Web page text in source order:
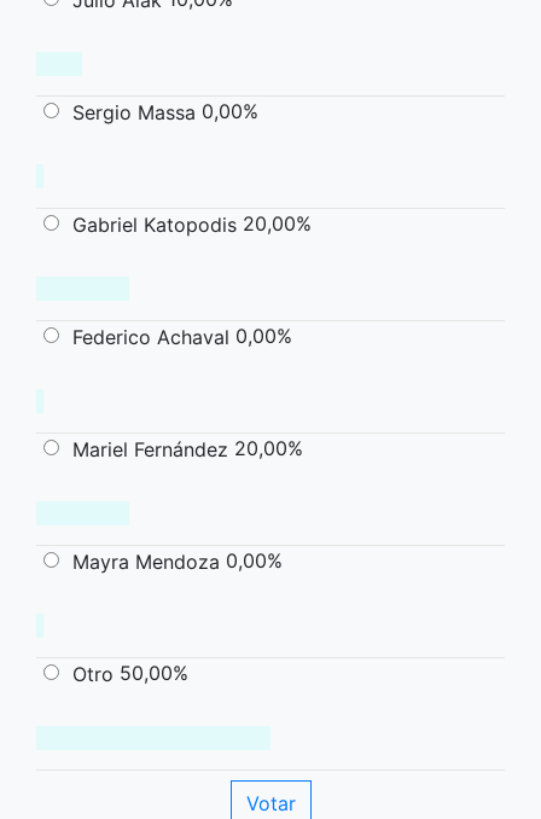
Sergio Massa 0,00%
Gabriel Katopodis 20,00%
Federico Achaval 0,00%
Mariel Fernández 20,00%
Mayra Mendoza 0,00%
Otro 50,00%